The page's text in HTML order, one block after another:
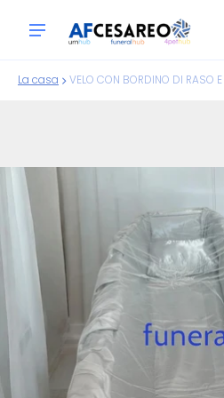
La casa VELO CON BORDINO DI RASO